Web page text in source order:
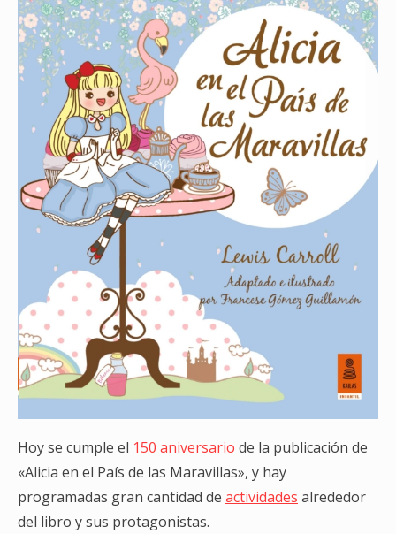
Hoy se cumple el 150 aniversario de la publicación de
«Alicia en el País de las Maravillas», y hay
programadas gran cantidad de actividades alrededor
del libro y sus protagonistas.